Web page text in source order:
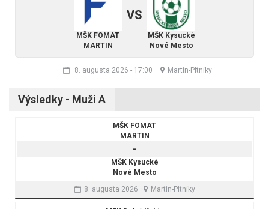
MŠK FOMAT
MARTIN
VS
MŠK Kysucké
Nové Mesto
8. augusta 2026 - 17:00 Martin-Pltníky
Výsledky - Muži A
MŠK FOMAT
MARTIN
-
MŠK Kysucké
Nové Mesto
8. augusta 2026
Martin-Pltníky